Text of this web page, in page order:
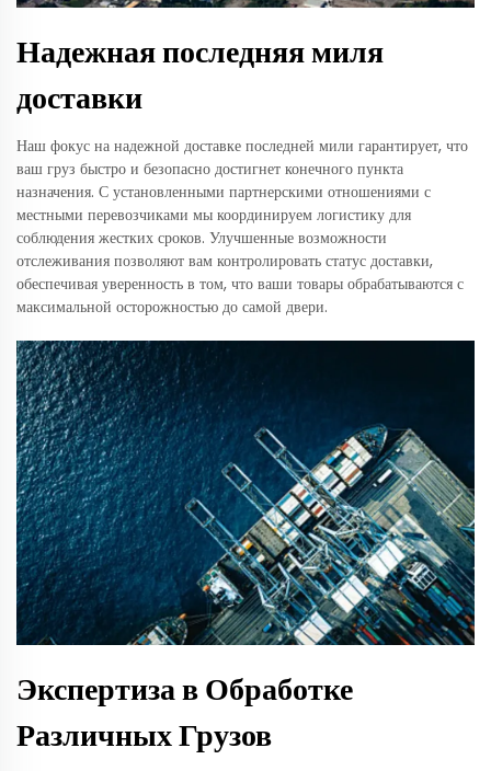
Надежная последняя миля
доставки
Наш фокус на надежной доставке последней мили гарантирует, что
ваш груз быстро и безопасно достигнет конечного пункта
назначения. С установленными партнерскими отношениями с
местными перевозчиками мы координируем логистику для
соблюдения жестких сроков. Улучшенные возможности
отслеживания позволяют вам контролировать статус доставки,
обеспечивая уверенность в том, что ваши товары обрабатываются с
максимальной осторожностью до самой двери.
Экспертиза в Обработке
Различных Грузов